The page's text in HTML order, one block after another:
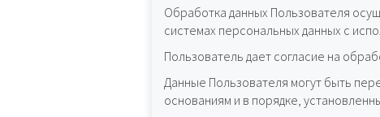
Обработка данных Пользователя
системах персональных данных с
Пользователь дает согласие на
Данные Пользователя могут быть
основаниям и в порядке,